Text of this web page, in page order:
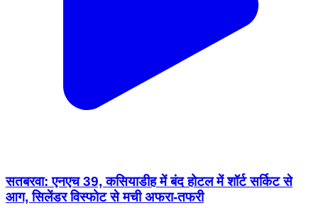
सतबरवा: एनएच 39, कसियाडीह में बंद होटल में शॉर्ट सर्किट से
आग, सिलेंडर विस्फोट से मची अफरा-तफरी